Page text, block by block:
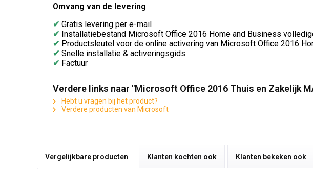
Omvang van de levering
✔ Gratis levering per e-mail
✔ Installatiebestand Microsoft Office 2016 Home and Business
✔ Productsleutel voor de online activering van Microsoft Office 2016
✔ Snelle installatie & activeringsgids
✔ Factuur
Verdere links naar "Microsoft Office 2016 Thuis en Zakelijk
Hebt u vragen bij het product?
Verdere producten van Microsoft
Vergelijkbare producten Klanten kochten ook Klanten bekeken ook